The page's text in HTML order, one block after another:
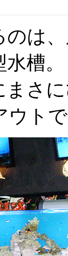
のは
槽。
まさ
ウト